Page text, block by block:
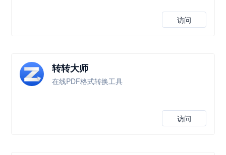
访问
转转大师
在线PDF格式转换工具
访问